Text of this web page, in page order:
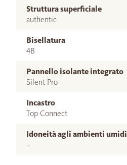
Struttura superficiale
authentic
Bisellatura
4B
Pannello isolante integrato
Silent Pro
Incastro
Top Connect
Idoneità agli ambienti umidi
–